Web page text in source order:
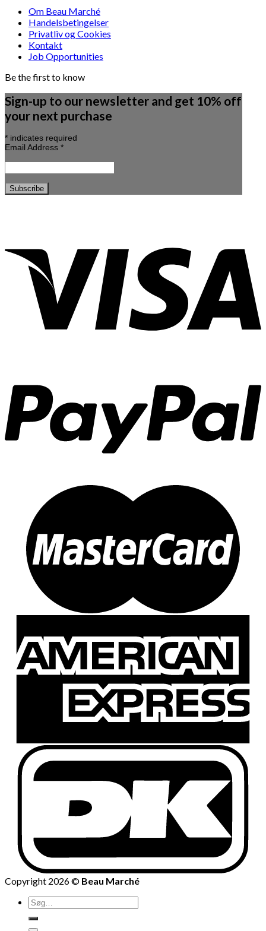
Om Beau Marché
Handelsbetingelser
Privatliv og Cookies
Kontakt
Job Opportunities
Be the first to know
Sign-up to our newsletter and get 10% off
your next purchase
* indicates required
Email Address *
Copyright 2026 © Beau Marché
Søg
efter: